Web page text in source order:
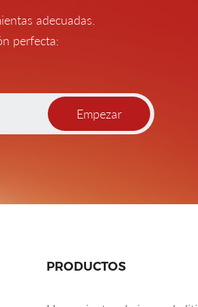
adecuadas.
perfecta:
Empezar
PRODUCTOS